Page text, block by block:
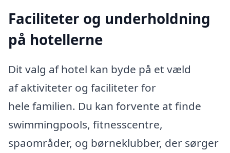
Faciliteter og underholdning
på hotellerne
Dit valg af hotel kan byde på et væld
af aktiviteter og faciliteter for
hele familien. Du kan forvente at finde
swimmingpools, fitnesscentre,
spaområder, og børneklubber, der sørger